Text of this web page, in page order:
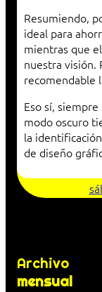
Resumiendo,
ideal para
mientras que
nuestra visión.
recomendable
Eso sí,
modo oscuro
la
de diseño
Archivo
mensual